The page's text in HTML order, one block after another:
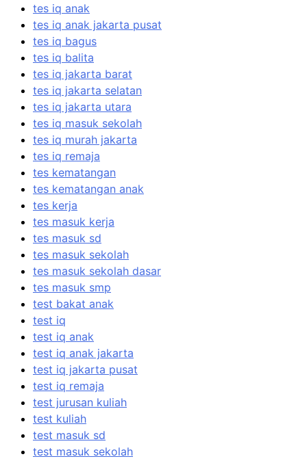
tes iq anak
tes iq anak jakarta pusat
tes iq bagus
tes iq balita
tes iq jakarta barat
tes iq jakarta selatan
tes iq jakarta utara
tes iq masuk sekolah
tes iq murah jakarta
tes iq remaja
tes kematangan
tes kematangan anak
tes kerja
tes masuk kerja
tes masuk sd
tes masuk sekolah
tes masuk sekolah dasar
tes masuk smp
test bakat anak
test iq
test iq anak
test iq anak jakarta
test iq jakarta pusat
test iq remaja
test jurusan kuliah
test kuliah
test masuk sd
test masuk sekolah